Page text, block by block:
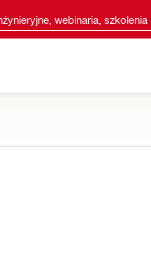
webinaria, szkolenia